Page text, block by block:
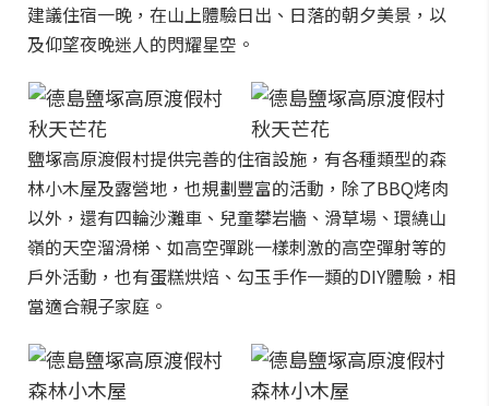
建議住宿一晚，在山上體驗日出、日落的朝夕美景，以
及仰望夜晚迷人的閃耀星空。
鹽塚高原渡假村提供完善的住宿設施，有各種類型的森
林小木屋及露營地，也規劃豐富的活動，除了BBQ烤肉
以外，還有四輪沙灘車、兒童攀岩牆、滑草場、環繞山
嶺的天空溜滑梯、如高空彈跳一樣刺激的高空彈射等的
戶外活動，也有蛋糕烘焙、勾玉手作一類的DIY體驗，相
當適合親子家庭。